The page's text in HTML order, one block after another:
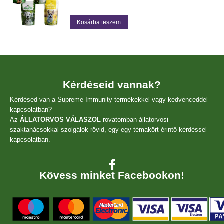
was:
30
Kosárba teszem
Kérdéseid vannak?
Kérdésed van a Supreme Immunity termékekkel vagy kedvenceddel
kapcsolatban?
Az ÁLLATORVOS VÁLASZOL rovatomban állatorvosi
szaktanácsokkal szolgálok rövid, egy-egy témakört érintő kérdéssel
kapcsolatban.
Kövess minket Facebookon!